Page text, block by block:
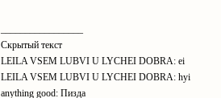
Скрытый текст
LEILA VSEM LUBVI U LYCHEI DOBRA: ei
LEILA VSEM LUBVI U LYCHEI DOBRA: hyi
anything good: Пизда